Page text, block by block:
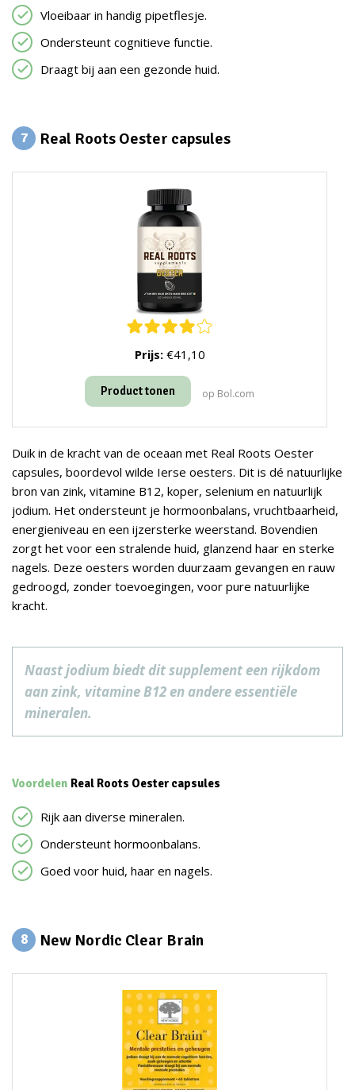
Vloeibaar in handig pipetflesje.
Ondersteunt cognitieve functie.
Draagt bij aan een gezonde huid.
7 Real Roots Oester capsules
Prijs:€41,10
Product tonen op Bol.com
Duik in de kracht van de oceaan met Real Roots Oester
capsules, boordevol wilde Ierse oesters. Dit is dé natuurlijke
bron van zink, vitamine B12, koper, selenium en natuurlijk
jodium. Het ondersteunt je hormoonbalans, vruchtbaarheid,
energieniveau en een ijzersterke weerstand. Bovendien
zorgt het voor een stralende huid, glanzend haar en sterke
nagels. Deze oesters worden duurzaam gevangen en rauw
gedroogd, zonder toevoegingen, voor pure natuurlijke
kracht.
Naast jodium biedt dit supplement een rijkdom
aan zink, vitamine B12 en andere essentiële
mineralen.
Voordelen Real Roots Oester capsules
Rijk aan diverse mineralen.
Ondersteunt hormoonbalans.
Goed voor huid, haar en nagels.
8 New Nordic Clear Brain